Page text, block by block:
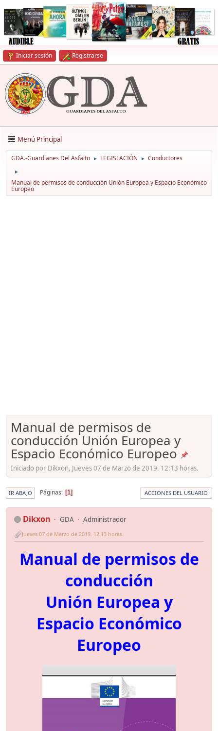
Iniciar sesión Registrarse
Menú Principal
GDA.-Guardianes Del Asfalto ► LEGISLACIÓN ► Conductores
►
Manual de permisos de conducción Unión Europea y Espacio Económico
Europeo
Manual de permisos de
conducción Unión Europea y
Espacio Económico Europeo
Iniciado por Dikxon, Jueves 07 de Marzo de 2019. 12:13 horas.
IR ABAJO Páginas 1 ACCIONES DEL USUARIO
Dikxon GDA Administrador
Jueves 07 de Marzo de 2019. 12:13 horas.
Manual de permisos de
conducción
Unión Europea y
Espacio Económico
Europeo